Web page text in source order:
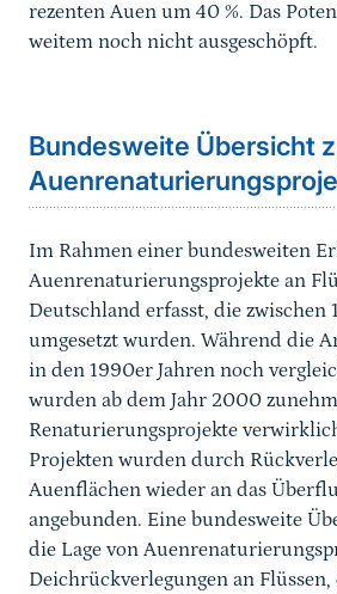
rezenten Auen um 40 %. Das
weitem noch nicht ausgeschöpft.
Bundesweite Übersicht
Im Rahmen einer bundesweiten
Auenrenaturierungsprojekte an
Deutschland erfasst, die zwischen
umgesetzt wurden. Während die
in den 1990er Jahren noch
wurden ab dem Jahr 2000
Renaturierungsprojekte
Projekten wurden durch
Auenflächen wieder an das
angebunden. Eine bundesweite
die Lage von
Deichrückverlegungen an